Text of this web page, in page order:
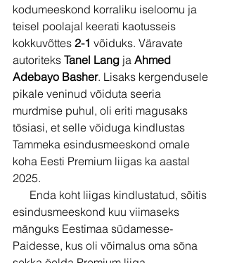
kodumeeskond korraliku iseloomu ja
teisel poolajal keerati kaotusseis
kokkuvõttes 2-1 võiduks. Väravate
autoriteks Tanel Lang ja Ahmed
Adebayo Basher. Lisaks kergendusele
pikale veninud võiduta seeria
murdmise puhul, oli eriti magusaks
tõsiasi, et selle võiduga kindlustas
Tammeka esindusmeeskond omale
koha Eesti Premium liigas ka aastal
2025.
Enda koht liigas kindlustatud, sõitis
esindusmeeskond kuu viimaseks
mänguks Eestimaa südamesse-
Paidesse, kus oli võimalus oma sõna